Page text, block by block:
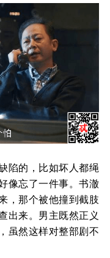
陷的，比如坏人都绳
像忘了一件事。书澈
，那个被他撞到截肢
出来。男主既然正义
虽然这样对整部剧不